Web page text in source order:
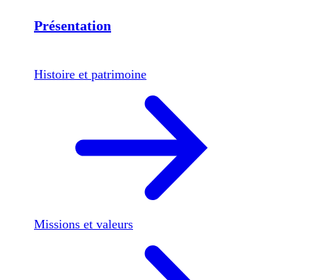
Présentation
Histoire et patrimoine
Missions et valeurs